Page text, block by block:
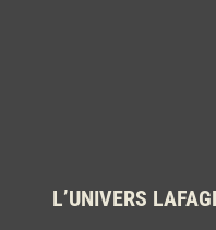
L’UNIVERS